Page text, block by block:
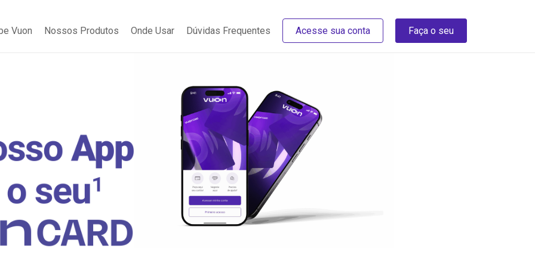
Vuon Nossos Produtos Onde Usar Dúvidas Frequentes Acesse sua conta Faça o seu